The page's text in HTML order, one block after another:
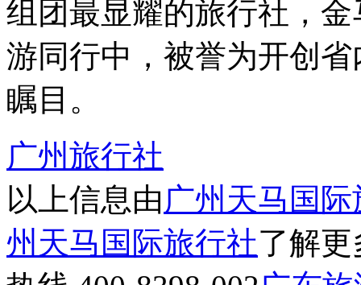
组团最显耀的旅行社，
游同行中，被誉为开创
瞩目。
广州旅行社
以上信息由广州天马国
州天马国际旅行社了解